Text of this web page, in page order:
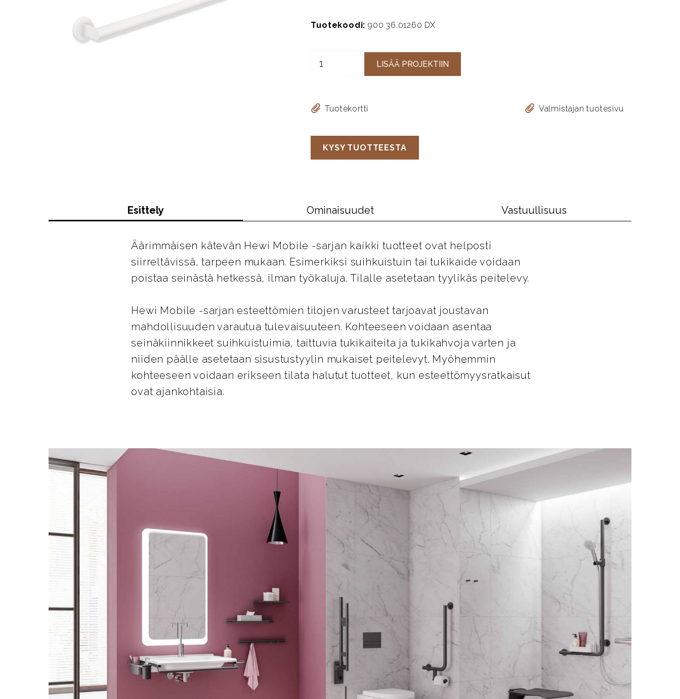
Tuotekoodi: 900.36.01260 DX
LISÄÄ PROJEKTIIN
Tuotekortti Valmistajan tuotesivu
KYSY TUOTTEESTA
Esittely Ominaisuudet Vastuullisuus
Äärimmäisen kätevän Hewi Mobile -sarjan kaikki tuotteet ovat helposti
siirreltävissä, tarpeen mukaan. Esimerkiksi suihkuistuin tai tukikaide voidaan
poistaa seinästä hetkessä, ilman työkaluja. Tilalle asetetaan tyylikäs peitelevy.
Hewi Mobile -sarjan esteettömien tilojen varusteet tarjoavat joustavan
mahdollisuuden varautua tulevaisuuteen. Kohteeseen voidaan asentaa
seinäkiinnikkeet suihkuistuimia, taittuvia tukikaiteita ja tukikahvoja varten ja
niiden päälle asetetaan sisustustyylin mukaiset peitelevyt. Myöhemmin
kohteeseen voidaan erikseen tilata halutut tuotteet, kun esteettömyysratkaisut
ovat ajankohtaisia.